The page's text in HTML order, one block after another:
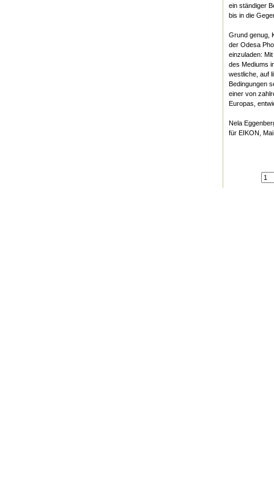
ein ständiger
bis in die
Grund genug,
der Odesa
einzuladen:
des Mediums
westliche, auf
Bedingungen
einer von
Europas,
Nela
für EIKON,